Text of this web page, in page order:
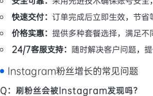
快速交付： 订单完成后立即生效，节省
价格实惠： 提供多种套餐选择，满足不
24/7客服支持： 随时解决客户问题，
Instagram粉丝增长的常见问题
Q：刷粉丝会被Instagram发现吗？